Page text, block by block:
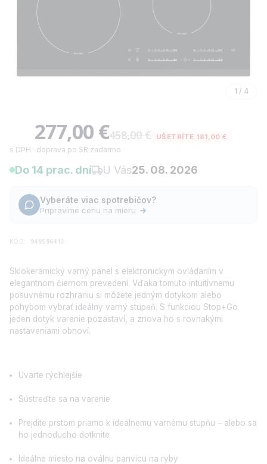
1 / 4
Sklokeramický varný panel s elektronickým ovládaním v
elegantnom čiernom prevedení. Vďaka tomuto intuitívnemu
posuvnému rozhraniu si môžete jedným dotykom alebo
pohybom vybrať ideálny varný stupeň. S funkciou Stop+Go
jeden dotyk varenie pozastaví, a znova ho s rovnakými
nastaveniami obnoví.
Uvarte rýchlejšie
Sústreďte sa na varenie
Prejdite prstom priamo k ideálnemu varnému stupňu – alebo sa
ho jednoducho dotknite
Ideálne miesto na oválnu panvicu na ryby
277,00 €458,00 € UŠETRÍTE 181,00 €
s DPH · doprava po SR zadarmo
Do 14 prac. dní U Vás25. 08. 2026
Vyberáte viac spotrebičov?
Pripravíme cenu na mieru →
KÓD: 949596413